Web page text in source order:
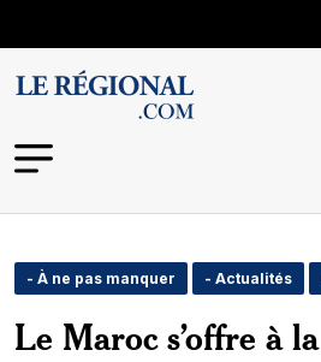
- À ne pas manquer - Actualités
Le Maroc s’offre à